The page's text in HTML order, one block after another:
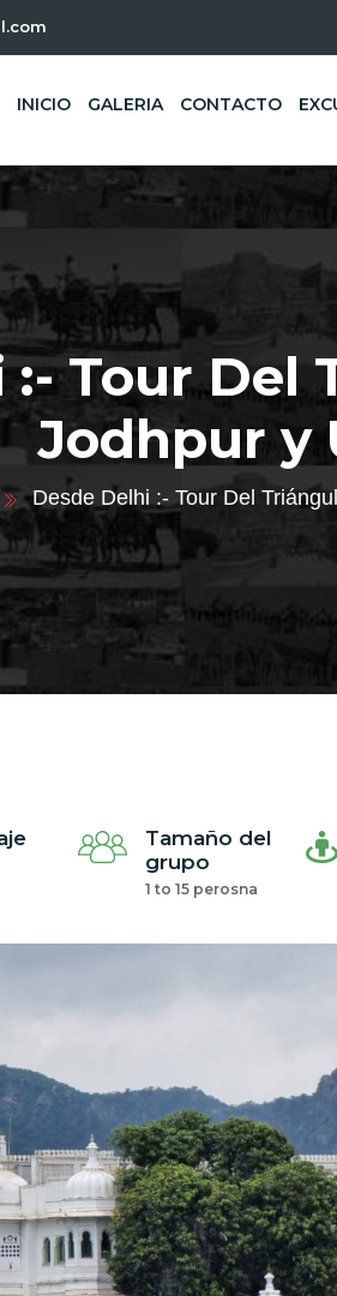
INICIO GALERIA CONTACTO
:- Tour Del
Jodhpur y
Desde Delhi :- Tour Del
Tamaño del
grupo
1 to 15 perosna